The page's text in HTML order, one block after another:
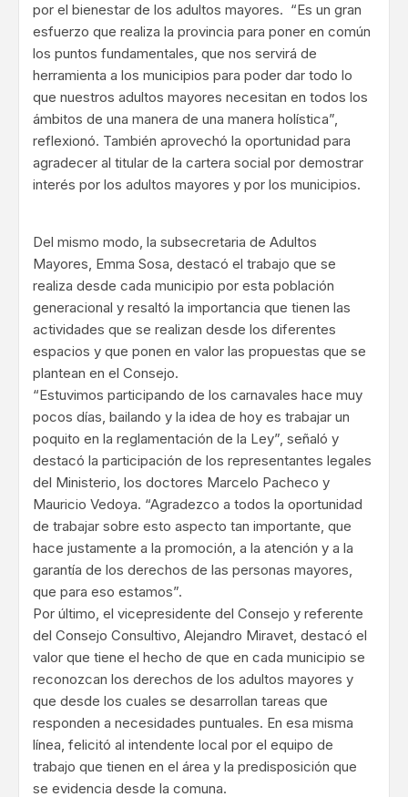
por el bienestar de los adultos mayores. “Es un gran
esfuerzo que realiza la provincia para poner en común
los puntos fundamentales, que nos servirá de
herramienta a los municipios para poder dar todo lo
que nuestros adultos mayores necesitan en todos los
ámbitos de una manera de una manera holística”,
reflexionó. También aprovechó la oportunidad para
agradecer al titular de la cartera social por demostrar
interés por los adultos mayores y por los municipios.
Del mismo modo, la subsecretaria de Adultos
Mayores, Emma Sosa, destacó el trabajo que se
realiza desde cada municipio por esta población
generacional y resaltó la importancia que tienen las
actividades que se realizan desde los diferentes
espacios y que ponen en valor las propuestas que se
plantean en el Consejo.
“Estuvimos participando de los carnavales hace muy
pocos días, bailando y la idea de hoy es trabajar un
poquito en la reglamentación de la Ley”, señaló y
destacó la participación de los representantes legales
del Ministerio, los doctores Marcelo Pacheco y
Mauricio Vedoya. “Agradezco a todos la oportunidad
de trabajar sobre esto aspecto tan importante, que
hace justamente a la promoción, a la atención y a la
garantía de los derechos de las personas mayores,
que para eso estamos”.
Por último, el vicepresidente del Consejo y referente
del Consejo Consultivo, Alejandro Miravet, destacó el
valor que tiene el hecho de que en cada municipio se
reconozcan los derechos de los adultos mayores y
que desde los cuales se desarrollan tareas que
responden a necesidades puntuales. En esa misma
línea, felicitó al intendente local por el equipo de
trabajo que tienen en el área y la predisposición que
se evidencia desde la comuna.